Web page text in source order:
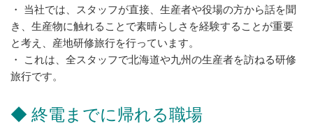
・ 当社では、スタッフが直接、生産者や役場の方から話を聞
き、生産物に触れることで素晴らしさを経験することが重要
と考え、産地研修旅行を行っています。
・ これは、全スタッフで北海道や九州の生産者を訪ねる研修
旅行です。
◆ 終電までに帰れる職場